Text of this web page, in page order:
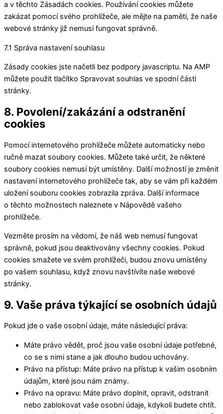
a v těchto Zásadách cookies. Používání cookies můžete
zakázat pomocí svého prohlížeče, ale mějte na paměti, že naše
webové stránky již nemusí fungovat správně.
7.1 Správa nastavení souhlasu
Zásady cookies jste načetli bez podpory javascriptu. Na AMP
můžete použít tlačítko Spravovat souhlas ve spodní části
stránky.
8. Povolení/zakázání a odstranění
cookies
Pomocí internetového prohlížeče můžete automaticky nebo
ručně mazat soubory cookies. Můžete také určit, že některé
soubory cookies nemusí být umístěny. Další možností je změnit
nastavení internetového prohlížeče tak, aby se vám při každém
uložení souboru cookies zobrazila zpráva. Další informace
o těchto možnostech naleznete v Nápovědě vašeho
prohlížeče.
Vezměte prosím na vědomí, že náš web nemusí fungovat
správně, pokud jsou deaktivovány všechny cookies. Pokud
cookies smažete ve svém prohlížeči, budou znovu umístěny
po vašem souhlasu, když znovu navštívíte naše webové
stránky.
9. Vaše práva týkající se osobních údajů
Pokud jde o vaše osobní údaje, máte následující práva:
Máte právo vědět, proč jsou vaše osobní údaje potřebné,
co se s nimi stane a jak dlouho budou uchovány.
Právo na přístup: Máte právo na přístup k vašim osobním
údajům, které jsou nám známy.
Právo na opravu: Máte právo doplnit, opravit, odstranit
nebo zablokovat vaše osobní údaje, kdykoli budete chtít.